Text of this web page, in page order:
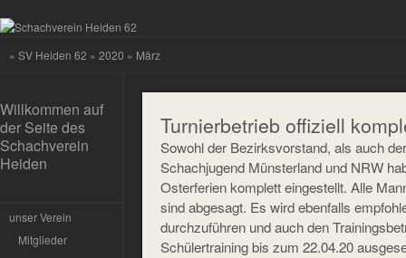
» SV Heiden 62 » 2020 » März
Willkommen auf
der Seite des
Schachverein
Heiden
unser Verein
Mitglieder
Turnierbetrieb offiziell
Sowohl der Bezirksvorstand, als auch
Schachjugend Münsterland und NRW
Osterferien komplett eingestellt. Alle
sind abgesagt. Es wird ebenfalls
durchzuführen und auch den
Schülertraining bis zum 22.04.20